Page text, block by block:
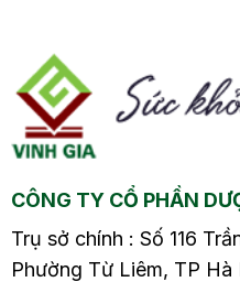
cách chữa rối loạn tiền
đình bằng diện chẩn
trong bài viết này.
CÔNG TY CỔ PHẦN
Trụ sở chính : Số 116
Phường Từ Liêm, TP Hà